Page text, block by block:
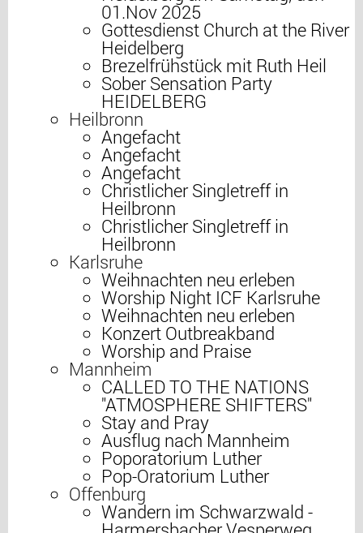
01.Nov 2025
Gottesdienst Church at the River
Heidelberg
Brezelfrühstück mit Ruth Heil
Sober Sensation Party
HEIDELBERG
Heilbronn
Angefacht
Angefacht
Angefacht
Christlicher Singletreff in
Heilbronn
Christlicher Singletreff in
Heilbronn
Karlsruhe
Weihnachten neu erleben
Worship Night ICF Karlsruhe
Weihnachten neu erleben
Konzert Outbreakband
Worship and Praise
Mannheim
CALLED TO THE NATIONS
"ATMOSPHERE SHIFTERS"
Stay and Pray
Ausflug nach Mannheim
Poporatorium Luther
Pop-Oratorium Luther
Offenburg
Wandern im Schwarzwald -